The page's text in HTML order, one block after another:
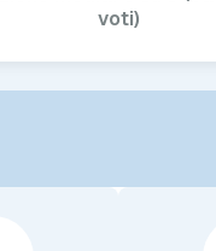
voti)